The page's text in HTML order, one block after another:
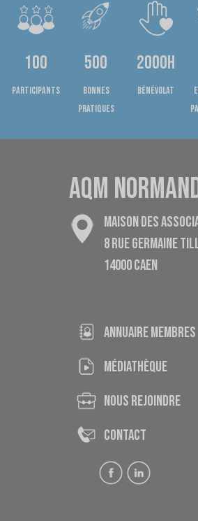
100
Participants
500
bonnes
pratiques
2000h
bénévolat
AQM
MAISON DES
8 RUE GERMAINE
14000 CAEN
ANNUAIRE MEMBRES
médiathèque
nous rejoindre
contact